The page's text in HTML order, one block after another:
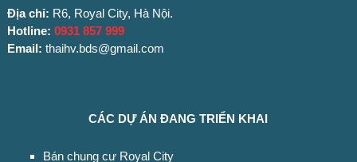
Địa chỉ: R6, Royal City, Hà Nội.
Hotline: 0931 857 999
Email: thaihv.bds@gmail.com
CÁC DỰ ÁN ĐANG TRIỂN KHAI
Bán chung cư Royal City